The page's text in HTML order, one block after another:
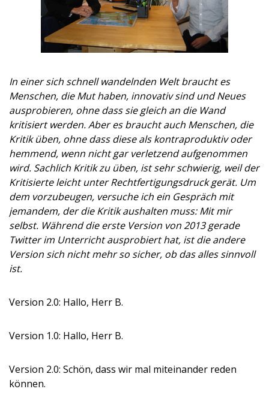
In einer sich schnell wandelnden Welt braucht es
Menschen, die Mut haben, innovativ sind und Neues
ausprobieren, ohne dass sie gleich an die Wand
kritisiert werden. Aber es braucht auch Menschen, die
Kritik üben, ohne dass diese als kontraproduktiv oder
hemmend, wenn nicht gar verletzend aufgenommen
wird. Sachlich Kritik zu üben, ist sehr schwierig, weil der
Kritisierte leicht unter Rechtfertigungsdruck gerät. Um
dem vorzubeugen, versuche ich ein Gespräch mit
jemandem, der die Kritik aushalten muss: Mit mir
selbst. Während die erste Version von 2013 gerade
Twitter im Unterricht ausprobiert hat, ist die andere
Version sich nicht mehr so sicher, ob das alles sinnvoll
ist.
Version 2.0: Hallo, Herr B.
Version 1.0: Hallo, Herr B.
Version 2.0: Schön, dass wir mal miteinander reden
können.